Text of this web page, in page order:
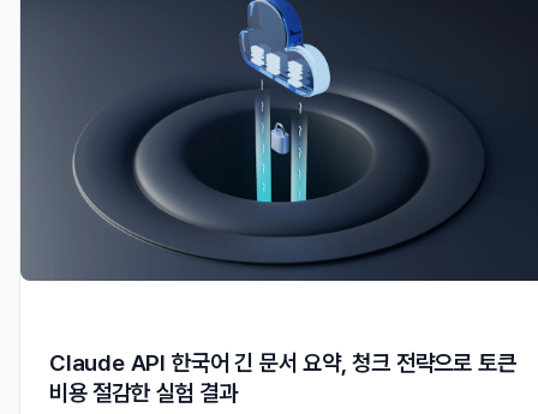
Claude API 한국어 긴 문서 요약, 청크 전략으로 토큰
비용 절감한 실험 결과